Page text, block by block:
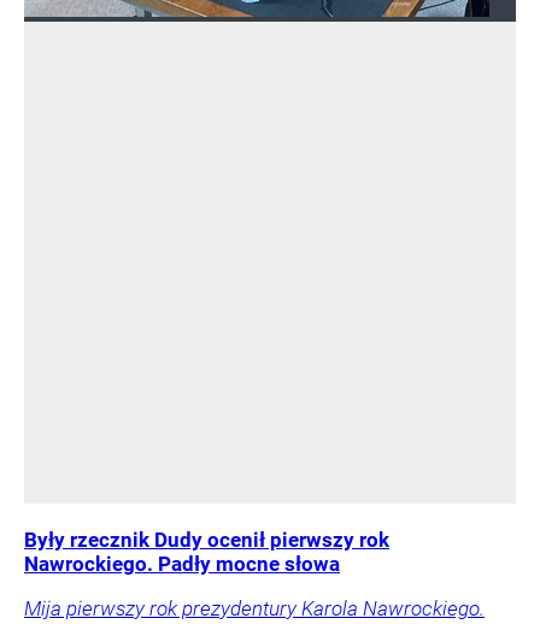
Były rzecznik Dudy ocenił pierwszy rok
Nawrockiego. Padły mocne słowa
Mija pierwszy rok prezydentury Karola Nawrockiego.